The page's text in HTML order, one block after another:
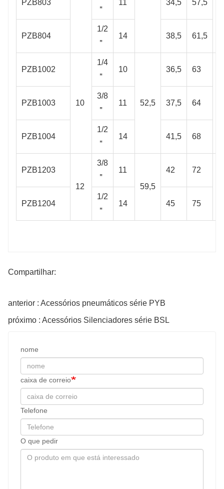
PZB803
＂
11 34,5 57,5
PZB804
1/2
＂
14 38,5 61,5
PZB1002
10
1/4
＂
10
52,5
36,5 63
PZB1003
3/8
＂
11 37,5 64
PZB1004
1/2
＂
14 41,5 68
PZB1203
12
3/8
＂
11
59,5
42
72
PZB1204
1/2
＂
14 45 75
Compartilhar:
anterior : Acessórios pneumáticos série PYB
próximo : Acessórios Silenciadores série BSL
nome
caixa de correio
Telefone
O que pedir